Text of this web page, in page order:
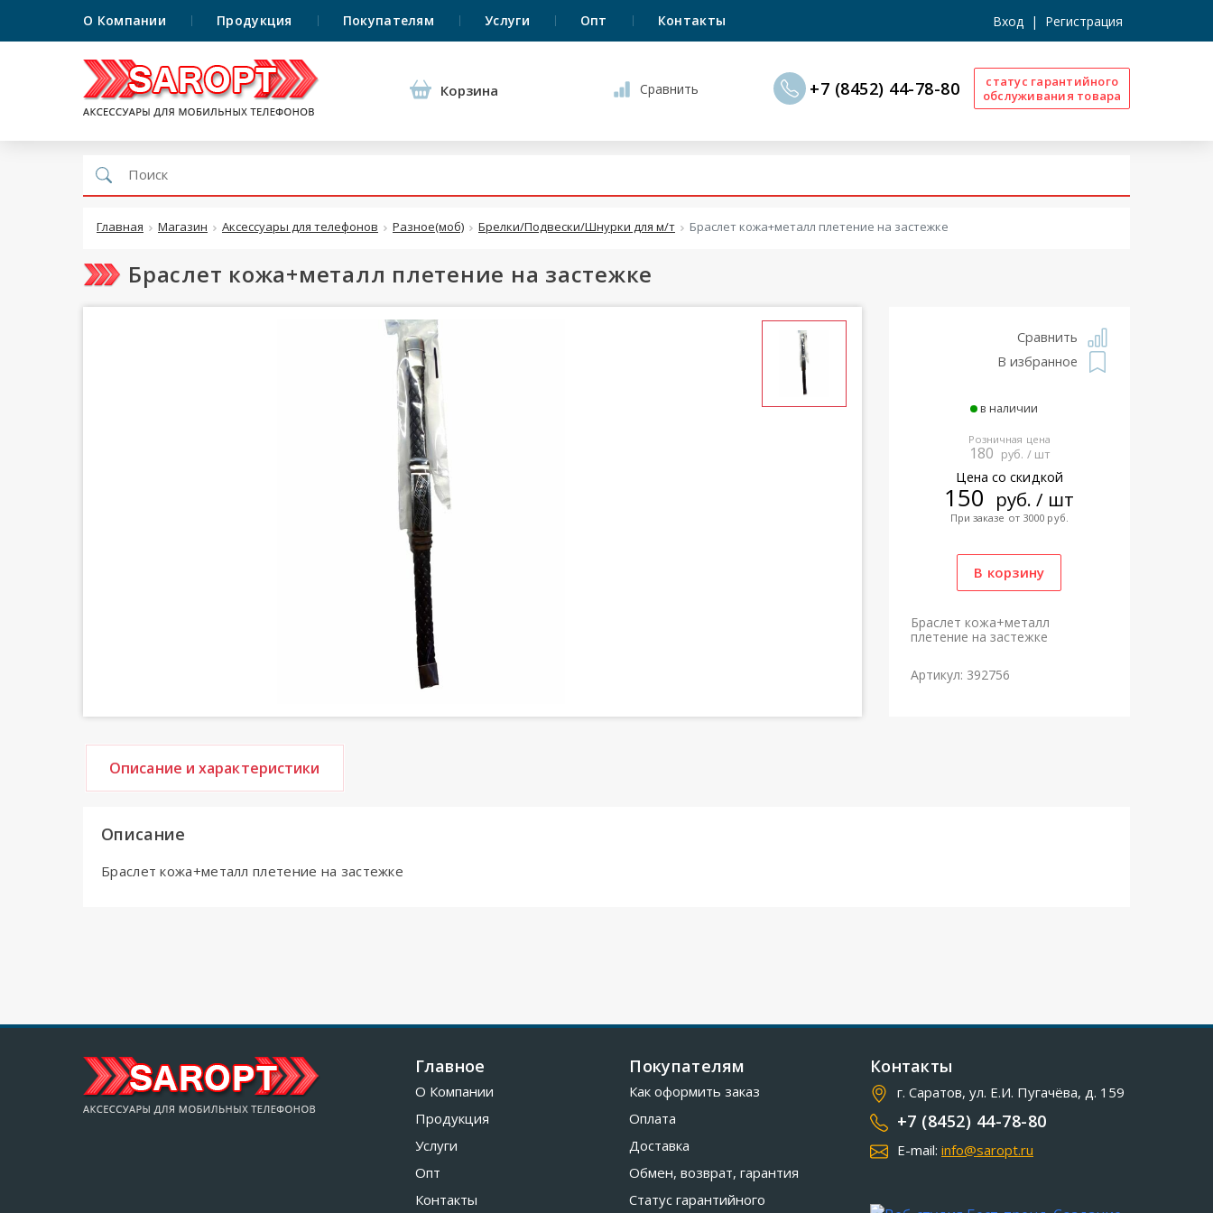
О Компании Продукция Покупателям Услуги Опт Контакты Вход | Регистрация
Корзина Сравнить +7 (8452) 44-78-80
статус гарантийного
обслуживания товара
Главная Магазин Аксессуары для телефонов Разное(моб) Брелки/Подвески/Шнурки для м/т Браслет кожа+металл плетение на застежке
Браслет кожа+металл плетение на застежке
Сравнить
В избранное
в наличии
Розничная цена
180 руб. / шт
Цена со скидкой
150 руб. / шт
При заказе от 3000 руб.
Браслет кожа+металл
плетение на застежке
Артикул: 392756
Описание и характеристики
Описание
Браслет кожа+металл плетение на застежке
Главное
О Компании
Продукция
Услуги
Опт
Контакты
Покупателям
Как оформить заказ
Оплата
Доставка
Обмен, возврат, гарантия
Статус гарантийного
Контакты
г. Саратов, ул. Е.И. Пугачёва, д. 159
+7 (8452) 44-78-80
E-mail: info@saropt.ru